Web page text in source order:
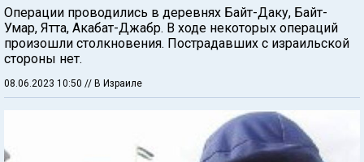
Операции проводились в деревнях Байт-Даку, Байт-
Умар, Ятта, Акабат-Джабр. В ходе некоторых операций
произошли столкновения. Пострадавших с израильской
стороны нет.
08.06.2023 10:50 // В Израиле